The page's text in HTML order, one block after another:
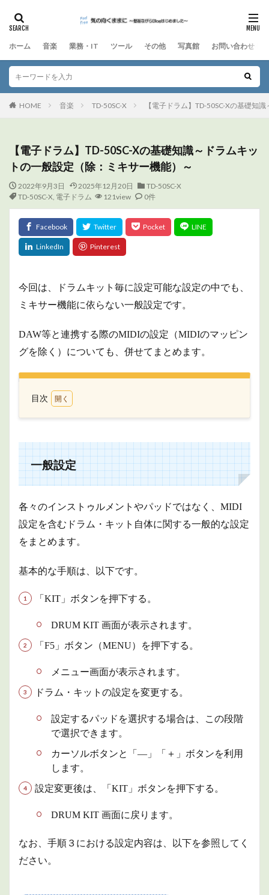
ホーム 音楽 業務・IT ツール その他 写真館 お問い合わせ
HOME 音楽 TD-50SC-X 【電子ドラム】TD-50SC-Xの基礎知
【電子ドラム】TD-50SC-Xの基礎知識～ドラムキッ
トの一般設定（除：ミキサー機能）～
2022年9月3日 2025年12月20日
TD-50SC-X
TD-50SC-X, 電子ドラム 121view 0件
今回は、ドラムキット毎に設定可能な設定の中でも、
ミキサー機能に依らない一般設定です。
DAW等と連携する際のMIDIの設定（MIDIのマッピン
グを除く）についても、併せてまとめます。
目次
1.1
KEY
SETTINGS
1（1ペー
1.2
KEY
SETTINGS
CONTROL（3
ぺージ目）
1.4
MIDI（4
目）
一般設定
各々のインストゥルメントやパッドではなく、MIDI
設定を含むドラム・キット自体に関する一般的な設定
をまとめます。
基本的な手順は、以下です。
「KIT」ボタンを押下する。
DRUM KIT 画面が表示されます。
「F5」ボタン（MENU）を押下する。
メニュー画面が表示されます。
ドラム・キットの設定を変更する。
設定するパッドを選択する場合は、この段階
で選択できます。
カーソルボタンと「―」「＋」ボタンを利用
します。
設定変更後は、「KIT」ボタンを押下する。
DRUM KIT 画面に戻ります。
なお、手順３における設定内容は、以下を参照してく
ださい。